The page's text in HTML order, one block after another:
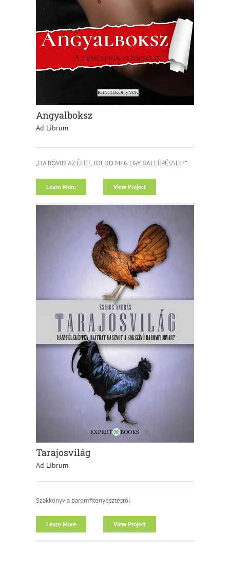
Angyalboksz
Ad Librum
„HA RÖVID AZ ÉLET, TOLDD MEG EGY BALLÉPÉSSEL!”
Learn More View Project
Tarajosvilág
Ad Librum
Szakkönyv a baromfitenyésztésről
Learn More View Project